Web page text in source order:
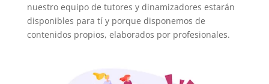
nuestro equipo de tutores y dinamizadores estarán
disponibles para tí y porque disponemos de
contenidos propios, elaborados por profesionales.